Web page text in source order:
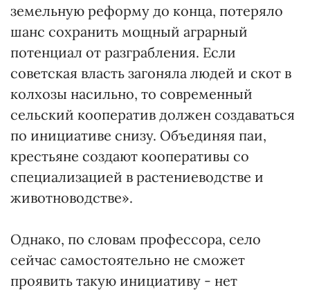
земельную реформу до конца, потеряло
шанс сохранить мощный аграрный
потенциал от разграбления. Если
советская власть загоняла людей и скот в
колхозы насильно, то современный
сельский кооператив должен создаваться
по инициативе снизу. Объединяя паи,
крестьяне создают кооперативы со
специализацией в растениеводстве и
животноводстве».
Однако, по словам профессора, село
сейчас самостоятельно не сможет
проявить такую ​​инициативу - нет